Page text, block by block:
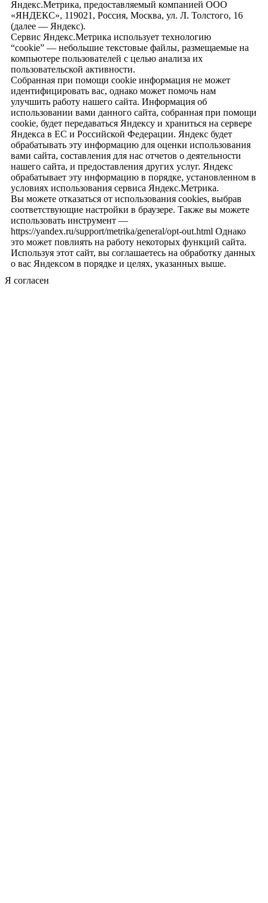
Яндекс.Метрика, предоставляемый компанией ООО
«ЯНДЕКС», 119021, Россия, Москва, ул. Л. Толстого, 16
(далее — Яндекс).
Сервис Яндекс.Метрика использует технологию
“cookie” — небольшие текстовые файлы, размещаемые на
компьютере пользователей с целью анализа их
пользовательской активности.
Собранная при помощи cookie информация не может
идентифицировать вас, однако может помочь нам
улучшить работу нашего сайта. Информация об
использовании вами данного сайта, собранная при помощи
cookie, будет передаваться Яндексу и храниться на сервере
Яндекса в ЕС и Российской Федерации. Яндекс будет
обрабатывать эту информацию для оценки использования
вами сайта, составления для нас отчетов о деятельности
нашего сайта, и предоставления других услуг. Яндекс
обрабатывает эту информацию в порядке, установленном в
условиях использования сервиса Яндекс.Метрика.
Вы можете отказаться от использования cookies, выбрав
соответствующие настройки в браузере. Также вы можете
использовать инструмент —
https://yandex.ru/support/metrika/general/opt-out.html Однако
это может повлиять на работу некоторых функций сайта.
Используя этот сайт, вы соглашаетесь на обработку данных
о вас Яндексом в порядке и целях, указанных выше.
Я согласен